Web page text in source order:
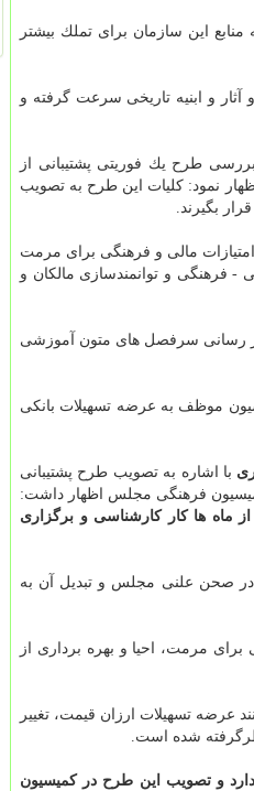
این سازمان برای تملك بیشتر
و ابنیه تاریخی سرعت گرفته و
بررسی طرح یك فوریتی پشتیبانی از
نمود: كلیات این طرح به تصویب
بگیرند.
مالی و فرهنگی برای مرمت
- فرهنگی و توانمندسازی مالكان و
روز رسانی سرفصل های متون آموزشی
موظف به عرضه تسهیلات بانكی
با اشاره به تصویب طرح پشتیبانی
كمیسیون فرهنگی مجلس اظهار داشت:
ها كار كارشناسی و برگزاری
در صحن علنی مجلس و تبدیل آن به
مرمت، احیا و بهره برداری از
تسهیلات ارزان قیمت، تغییر
و تصویب این طرح در كمیسیون